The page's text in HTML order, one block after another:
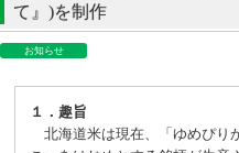
て』)を制作
お知らせ
１．趣旨
北海道米は現在、「ゆめぴり